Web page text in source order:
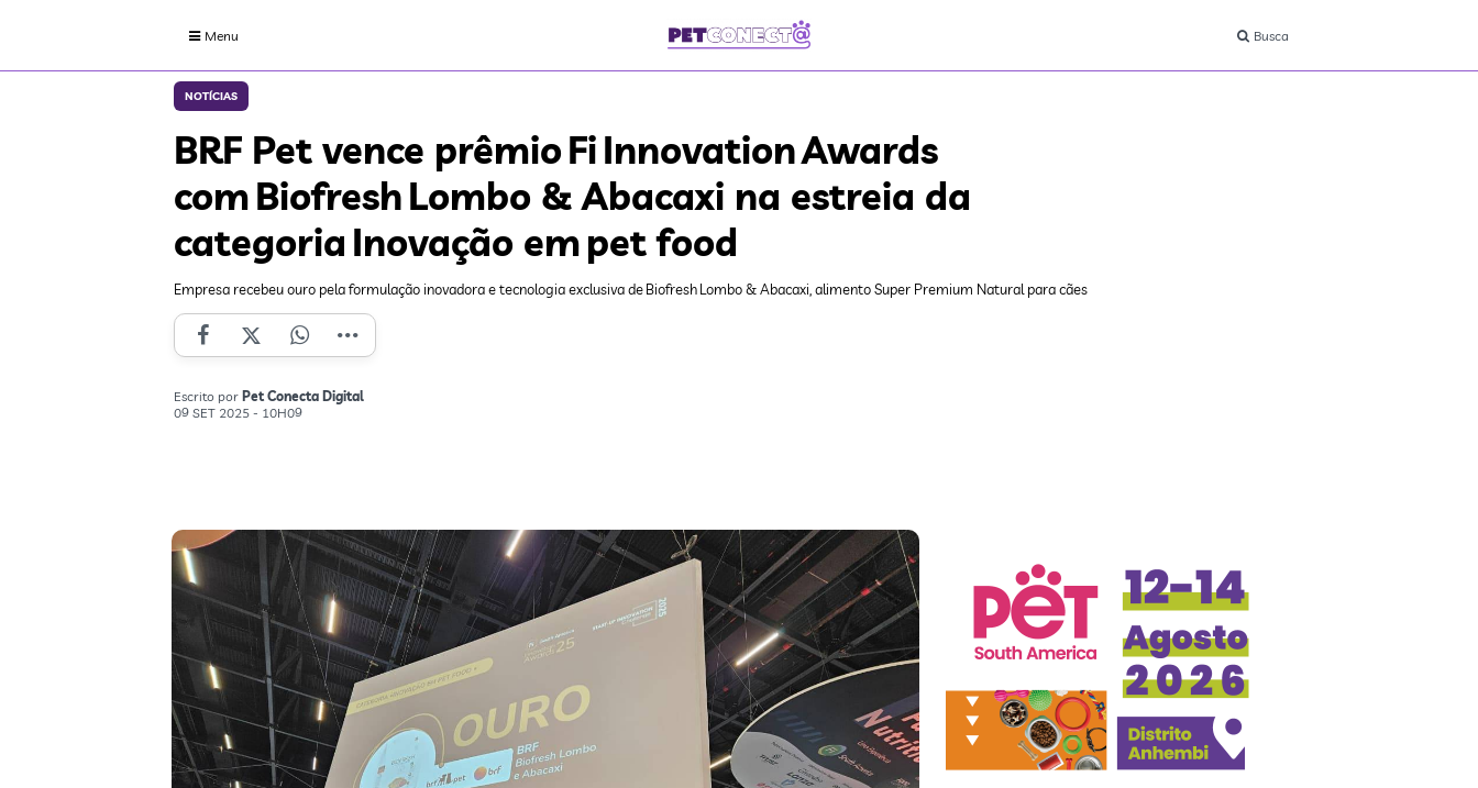
Menu Busca
NOTÍCIAS
BRF Pet vence prêmio Fi Innovation Awards
com Biofresh Lombo & Abacaxi na estreia da
categoria Inovação em pet food
Empresa recebeu ouro pela formulação inovadora e tecnologia exclusiva de Biofresh Lombo & Abacaxi, alimento Super Premium Natural para cães
Escrito por Pet Conecta Digital
09 SET 2025 - 10H09